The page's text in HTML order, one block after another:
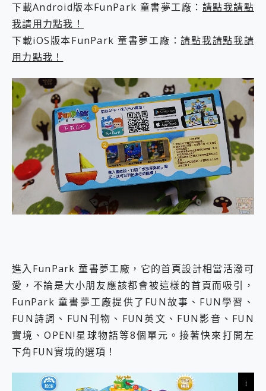
下載Android版本FunPark 童書夢工廠： 請點我請點
我請用力點我！
下載iOS版本FunPark 童書夢工廠：請點我請點我請
用力點我！
進入FunPark 童書夢工廠，它的首頁設計相當活潑可
愛，不論是大小朋友應該都會被這樣的首頁而吸引，
FunPark 童書夢工廠提供了FUN故事、FUN學習、
FUN詩詞、FUN刊物、FUN英文、FUN影音、FUN
實境、OPEN!星球物語等8個單元。接著快來打開左
下角FUN實境的選項！